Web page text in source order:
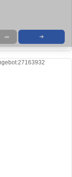
➦ ➜